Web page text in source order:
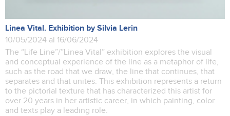
Linea Vital. Exhibition by Silvia Lerin
10/05/2024 al 16/06/2024
The “Life Line”/”Linea Vital” exhibition explores the visual
and conceptual experience of the line as a metaphor of life,
such as the road that we draw, the line that continues, that
separates and that unites. This exhibition represents a return
to the pictorial texture that has characterized this artist for
over 20 years in her artistic career, in which painting, color
and texts play a leading role.